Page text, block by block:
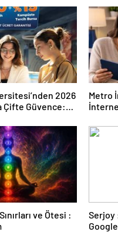
2026
Çifte Güvence:
Metro
ve Ötesi :
Serjoy : Dijital Medya Ajansı,
Google